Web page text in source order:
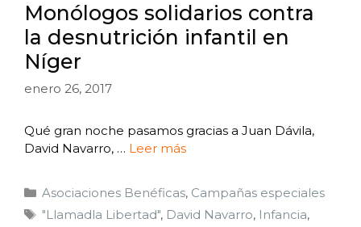
Monólogos solidarios contra
la desnutrición infantil en
Níger
enero 26, 2017
Qué gran noche pasamos gracias a Juan Dávila,
David Navarro, … Leer más
Asociaciones Benéficas, Campañas especiales
"Llamadla Libertad", David Navarro, Infancia,